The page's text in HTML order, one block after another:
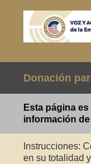
Donación
Esta página
información
Instrucciones:
en su totalidad